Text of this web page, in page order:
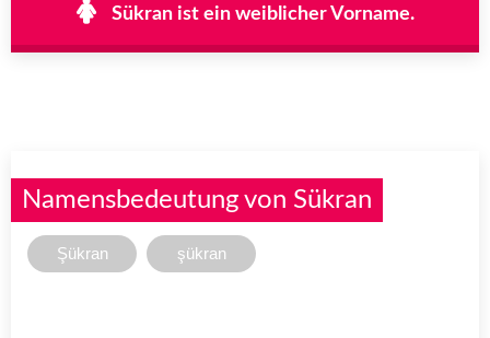
Sükran ist ein weiblicher Vorname.
Namensbedeutung von Sükran
Şükran şükran